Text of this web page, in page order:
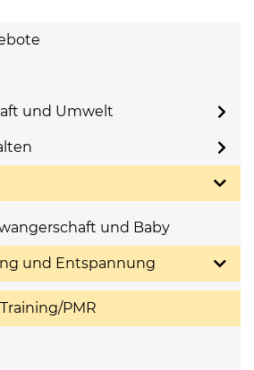
und Umwelt
und Baby
und Entspannung
PMR